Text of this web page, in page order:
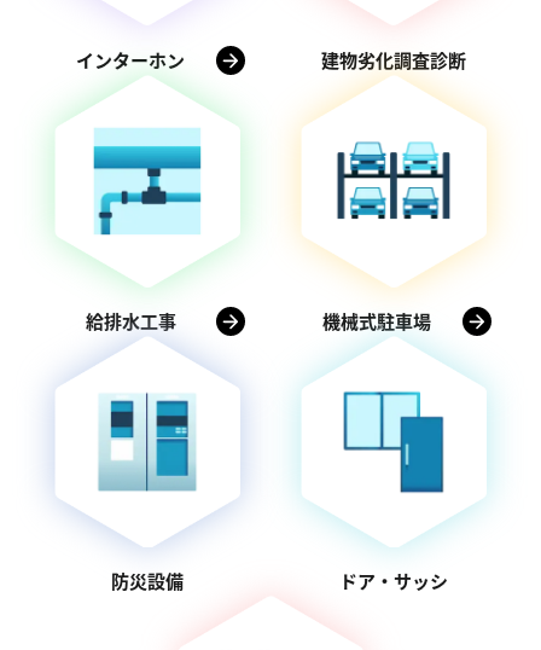
インターホン 建物劣化調査診断
給排水工事 機械式駐車場
防災設備 ドア・サッシ